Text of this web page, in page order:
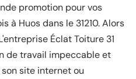
promotion pour vos
à Huos dans le 31210. Alors
Éclat Toiture 31
de travail impeccable et
site internet ou